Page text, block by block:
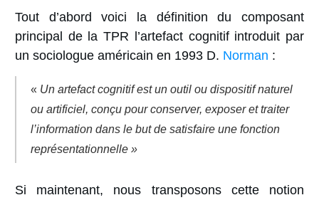
Tout d’abord voici la définition du composant
principal de la TPR l’artefact cognitif introduit par
un sociologue américain en 1993 D. Norman :
« Un artefact cognitif est un outil ou dispositif naturel
ou artificiel, conçu pour conserver, exposer et traiter
l’information dans le but de satisfaire une fonction
représentationnelle »
Si maintenant, nous transposons cette notion